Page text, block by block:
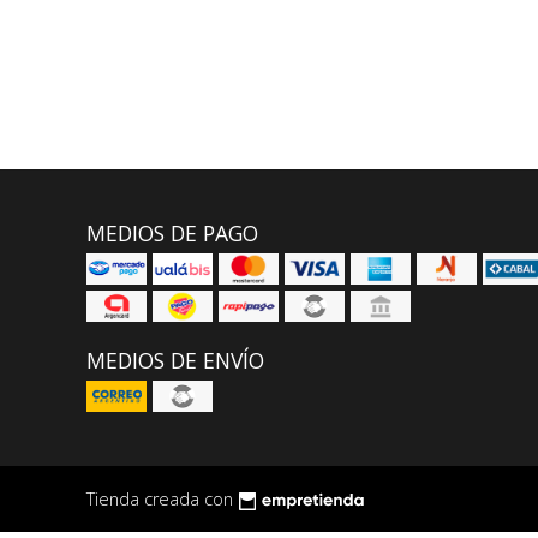
MEDIOS DE PAGO
MEDIOS DE ENVÍO
Tienda creada con